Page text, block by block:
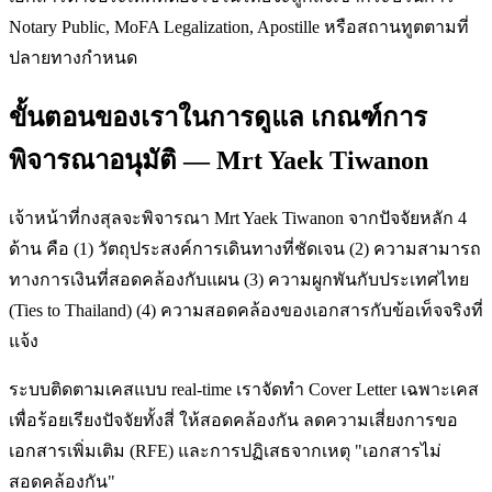
Notary Public, MoFA Legalization, Apostille หรือสถานทูตตามที่
ปลายทางกำหนด
ขั้นตอนของเราในการดูแล เกณฑ์การ
พิจารณาอนุมัติ — Mrt Yaek Tiwanon
เจ้าหน้าที่กงสุลจะพิจารณา Mrt Yaek Tiwanon จากปัจจัยหลัก 4
ด้าน คือ (1) วัตถุประสงค์การเดินทางที่ชัดเจน (2) ความสามารถ
ทางการเงินที่สอดคล้องกับแผน (3) ความผูกพันกับประเทศไทย
(Ties to Thailand) (4) ความสอดคล้องของเอกสารกับข้อเท็จจริงที่
แจ้ง
ระบบติดตามเคสแบบ real-time เราจัดทำ Cover Letter เฉพาะเคส
เพื่อร้อยเรียงปัจจัยทั้งสี่ ให้สอดคล้องกัน ลดความเสี่ยงการขอ
เอกสารเพิ่มเติม (RFE) และการปฏิเสธจากเหตุ "เอกสารไม่
สอดคล้องกัน"